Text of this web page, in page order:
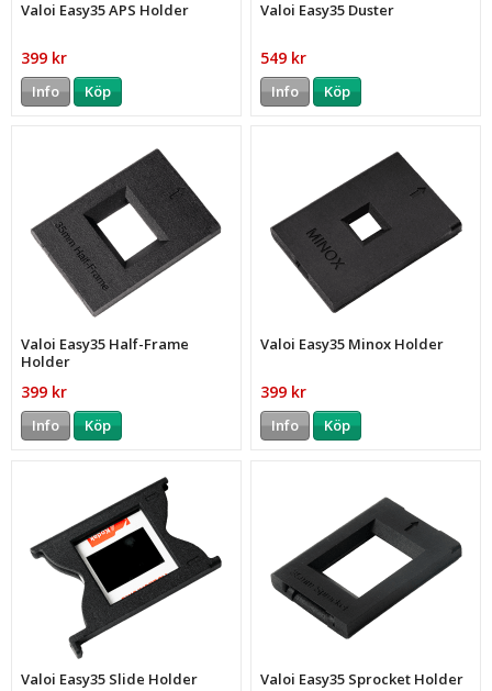
Valoi Easy35 APS Holder
399 kr
Info Köp
Valoi Easy35 Duster
549 kr
Info Köp
Valoi Easy35 Half-Frame
Holder
399 kr
Info Köp
Valoi Easy35 Minox Holder
399 kr
Info Köp
Valoi Easy35 Slide Holder Valoi Easy35 Sprocket Holder